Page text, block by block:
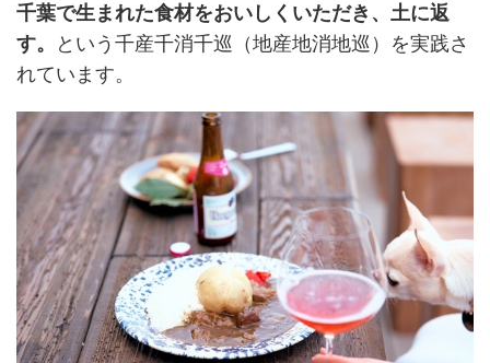
千葉で生まれた食材をおいしくいただき、土に返
す。
という千産千消千巡（地産地消地巡）を実践さ
れています。